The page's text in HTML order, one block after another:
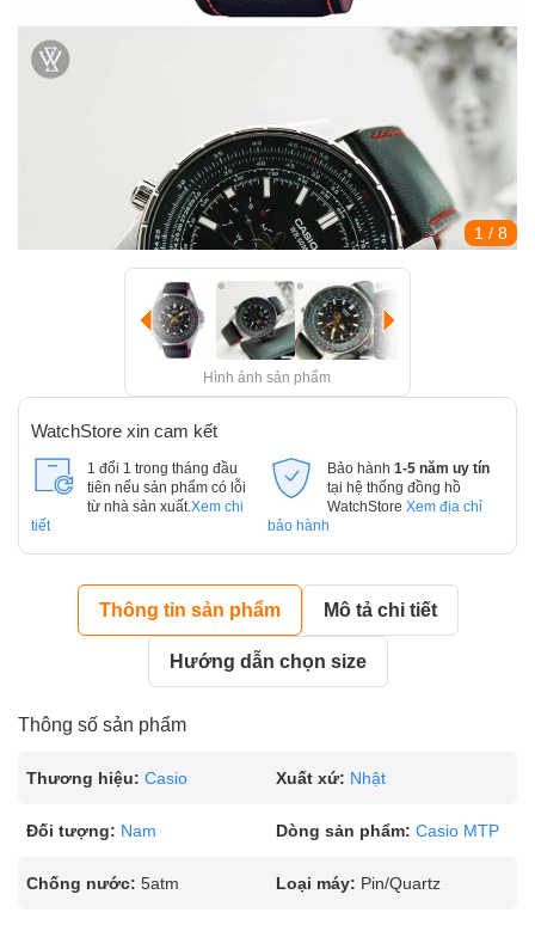
1 / 8
Hình ảnh sản phẩm
WatchStore xin cam kết
1 đổi 1 trong tháng đầu
tiên nếu sản phẩm có lỗi
từ nhà sản xuất. Xem chi
tiết
Bảo hành 1-5 năm uy tín
tại hệ thống đồng hồ
WatchStore Xem địa chỉ
bảo hành
Thông tin sản phẩm Mô tả chi tiết
Hướng dẫn chọn size
Thông số sản phẩm
Thương hiệu: Casio Xuất xứ: Nhật
Đối tượng: Nam Dòng sản phẩm: Casio MTP
Chống nước: 5atm Loại máy: Pin/Quartz